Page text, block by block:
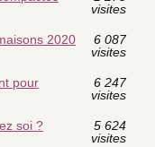
visites
2020
6 087
visites
pour
6 247
visites
soi ?
5 624
visites